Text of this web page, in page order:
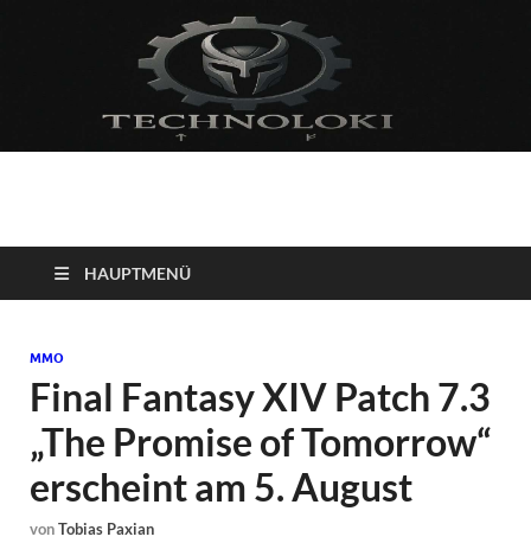
Technoloki: Gaming
und Entertainment
News
Blockbuster, Indie-Perlen und Retro-Klassiker.
HAUPTMENÜ
MMO
Final Fantasy XIV Patch 7.3
„The Promise of Tomorrow“
erscheint am 5. August
vonTobias Paxian